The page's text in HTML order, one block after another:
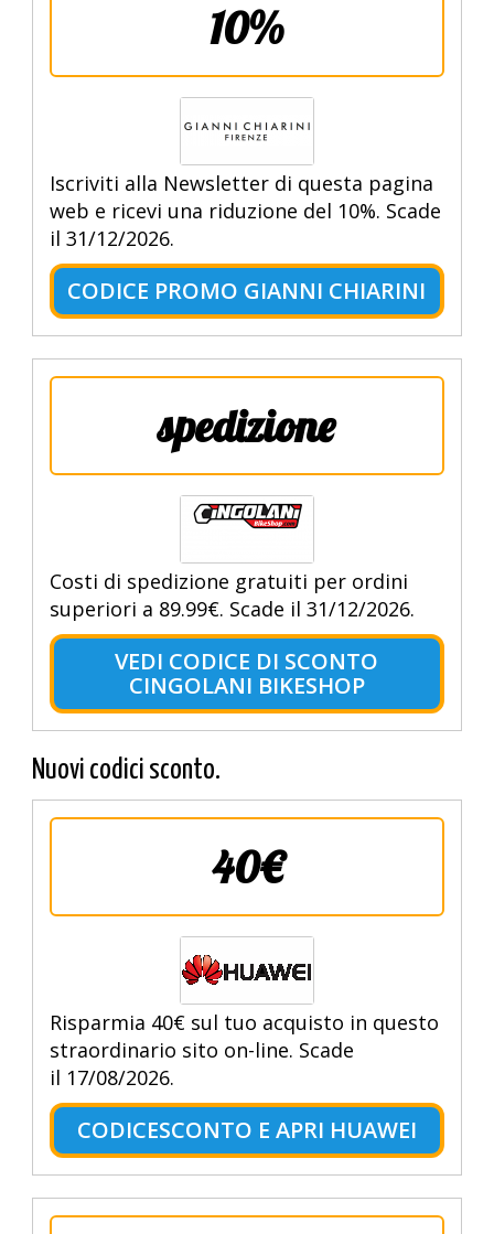
10%
Iscriviti alla Newsletter di questa pagina
web e ricevi una riduzione del 10%. Scade
il 31/12/2026.
CODICE PROMO GIANNI CHIARINI
spedizione
Costi di spedizione gratuiti per ordini
superiori a 89.99€. Scade il 31/12/2026.
VEDI CODICE DI SCONTO
CINGOLANI BIKESHOP
Nuovi codici sconto.
40€
Risparmia 40€ sul tuo acquisto in questo
straordinario sito on-line. Scade
il 17/08/2026.
CODICESCONTO E APRI HUAWEI